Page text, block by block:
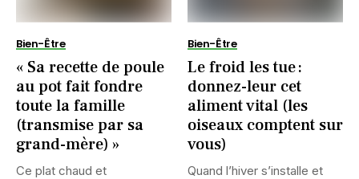
Bien-Être
« Sa recette de poule
au pot fait fondre
toute la famille
(transmise par sa
grand-mère) »
Ce plat chaud et
Bien-Être
Le froid les tue :
donnez-leur cet
aliment vital (les
oiseaux comptent sur
vous)
Quand l’hiver s’installe et